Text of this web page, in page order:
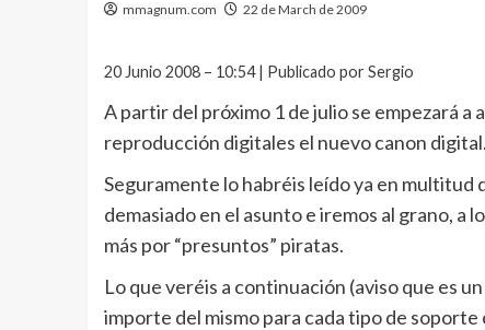
mmagnum.com 22 de March de 2009
20 Junio 2008 – 10:54 | Publicado por Sergio
A partir del próximo 1 de julio se empezará
reproducción digitales el nuevo canon digital.
Seguramente lo habréis leído ya en multitud
demasiado en el asunto e iremos al grano, a
más por “presuntos” piratas.
Lo que veréis a continuación (aviso que es
importe del mismo para cada tipo de